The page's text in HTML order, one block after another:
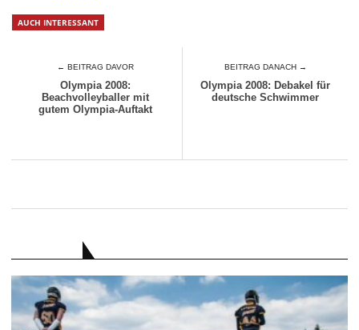
AUCH INTERESSANT
← BEITRAG DAVOR
Olympia 2008:
Beachvolleyballer mit
gutem Olympia-Auftakt
BEITRAG DANACH →
Olympia 2008: Debakel für
deutsche Schwimmer